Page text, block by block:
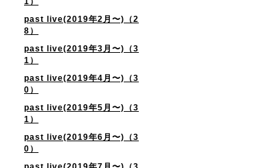
past live(2019年2月〜)（2
8）
past live(2019年3月〜)（3
1）
past live(2019年4月〜)（3
0）
past live(2019年5月〜)（3
1）
past live(2019年6月〜)（3
0）